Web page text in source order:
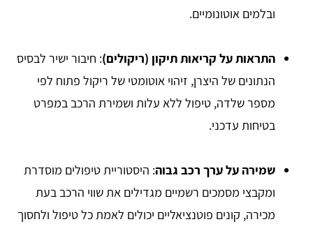
ובלמים אוטונומיים.
התראות על קריאות תיקון (ריקולים): חיבור ישיר לבסיס
הנתונים של היצרן, זיהוי אוטומטי של ריקול פתוח לפי
מספר שלדה, טיפול ללא עלות ושמירת הרכב במפרט
בטיחות עדכני.
שמירה על ערך רכב גבוה: היסטוריית טיפולים מוסדרת
ומקבצי מסמכים רשמיים מגדילים את שווי הרכב בעת
מכירה, קונים פוטנציאליים יכולים לאמת כל טיפול ולחסוך